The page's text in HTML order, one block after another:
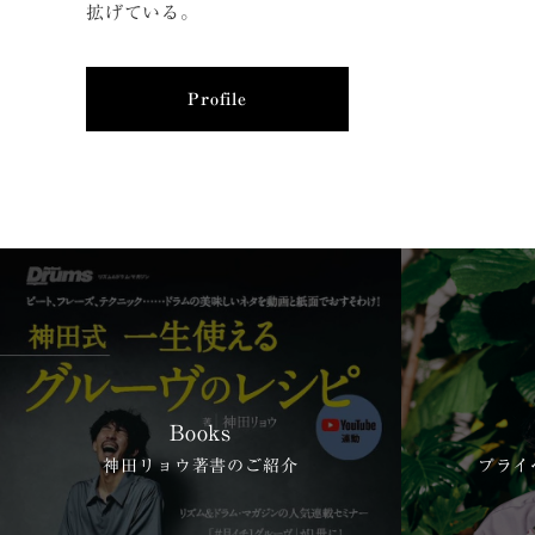
拡げている。
Profile
Books
神田リョウ著書のご紹介 プライ